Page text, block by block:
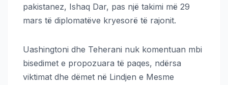
pakistanez, Ishaq Dar, pas një takimi më 29
mars të diplomatëve kryesorë të rajonit.
Uashingtoni dhe Teherani nuk komentuan mbi
bisedimet e propozuara të paqes, ndërsa
viktimat dhe dëmet në Lindjen e Mesme